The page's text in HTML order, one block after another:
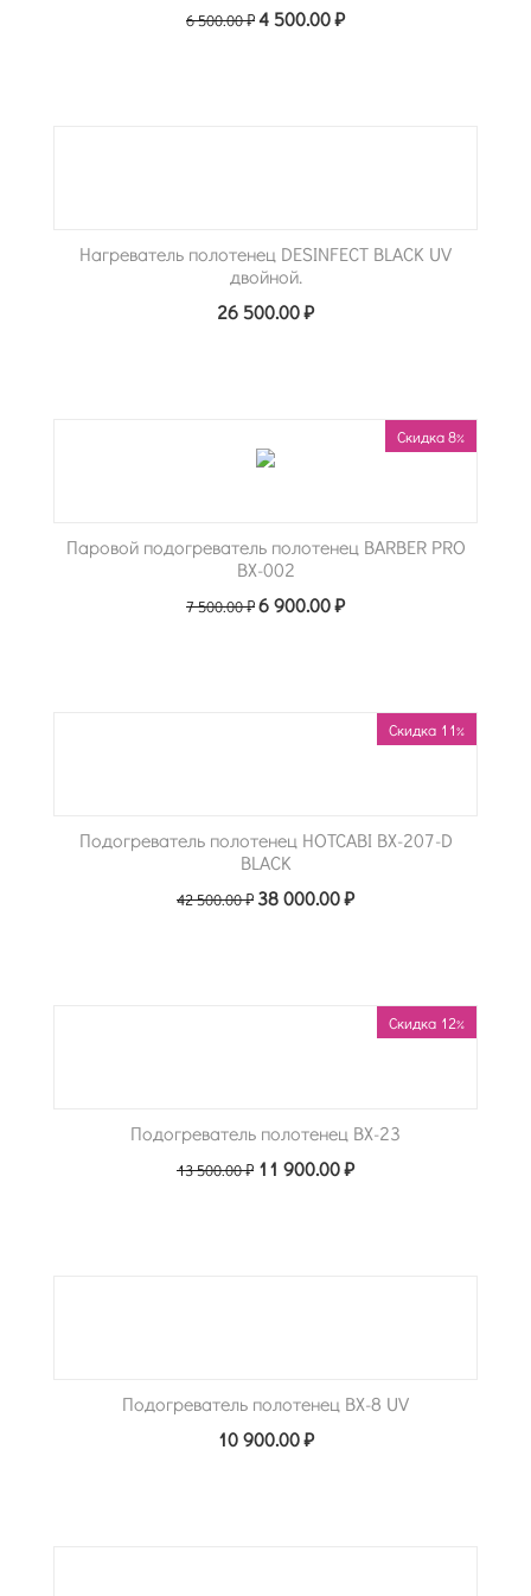
6 500.00₽4 500.00₽
Нагреватель полотенец DESINFECT BLACK UV
двойной.
26 500.00₽
Скидка 8%
Паровой подогреватель полотенец BARBER PRO
BX-002
7 500.00₽6 900.00₽
Скидка 11%
Подогреватель полотенец HOTCABI BX-207-D
BLACK
42 500.00₽ 38 000.00₽
Скидка 12%
Подогреватель полотенец BX-23
13 500.00₽ 11 900.00₽
Подогреватель полотенец BX-8 UV
10 900.00₽